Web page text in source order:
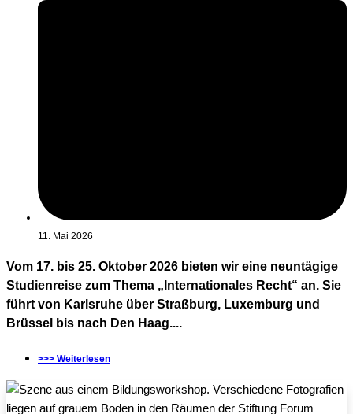
11. Mai 2026
Vom 17. bis 25. Oktober 2026 bieten wir eine neuntägige
Studienreise zum Thema „Internationales Recht“ an. Sie
führt von Karlsruhe über Straßburg, Luxemburg und
Brüssel bis nach Den Haag....
>>> Weiterlesen